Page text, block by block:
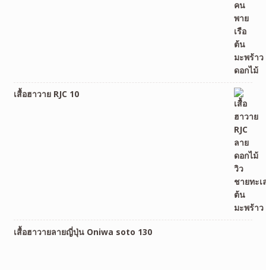
เสื้อฮาวาย RJC 10
เสื้อฮาวายลายญี่ปุ่น Oniwa soto 130